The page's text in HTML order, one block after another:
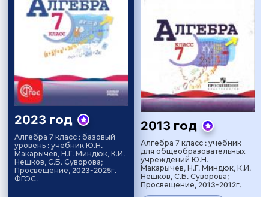
2023 год
Алгебра 7 класс : базовый
уровень : учебник Ю.Н.
Макарычев, Н.Г. Миндюк, К.И.
Нешков, С.Б. Суворова;
Просвещение, 2023-2025г.
ФГОС.
2013 год
Алгебра 7 класс : учебник
для общеобразовательных
учреждений Ю.Н.
Макарычев, Н.Г. Миндюк, К.И.
Нешков, С.Б. Суворова;
Просвещение, 2013-2012г.